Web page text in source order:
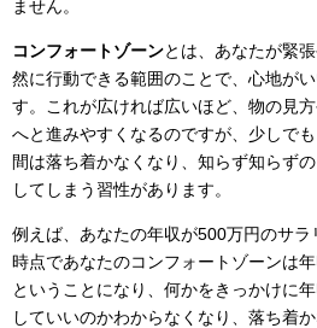
ません。
コンフォートゾーンとは、あなたが緊
然に行動できる範囲のことで、心地が
す。これが広ければ広いほど、物の見
へと進みやすくなるのですが、少しで
間は落ち着かなくなり、知らず知らず
してしまう習性があります。
例えば、あなたの年収が500万円のサ
時点であなたのコンフォートゾーンは
ということになり、何かをきっかけに
していいのかわからなくなり、落ち着